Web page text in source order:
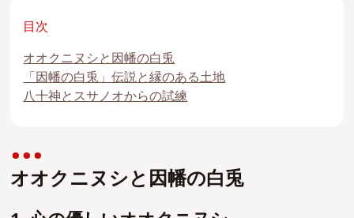
目次
オオクニヌシと因幡の白兎
「因幡の白兎」伝説と縁のある土地
八十神とスサノオからの試練
オオクニヌシと因幡の白兎